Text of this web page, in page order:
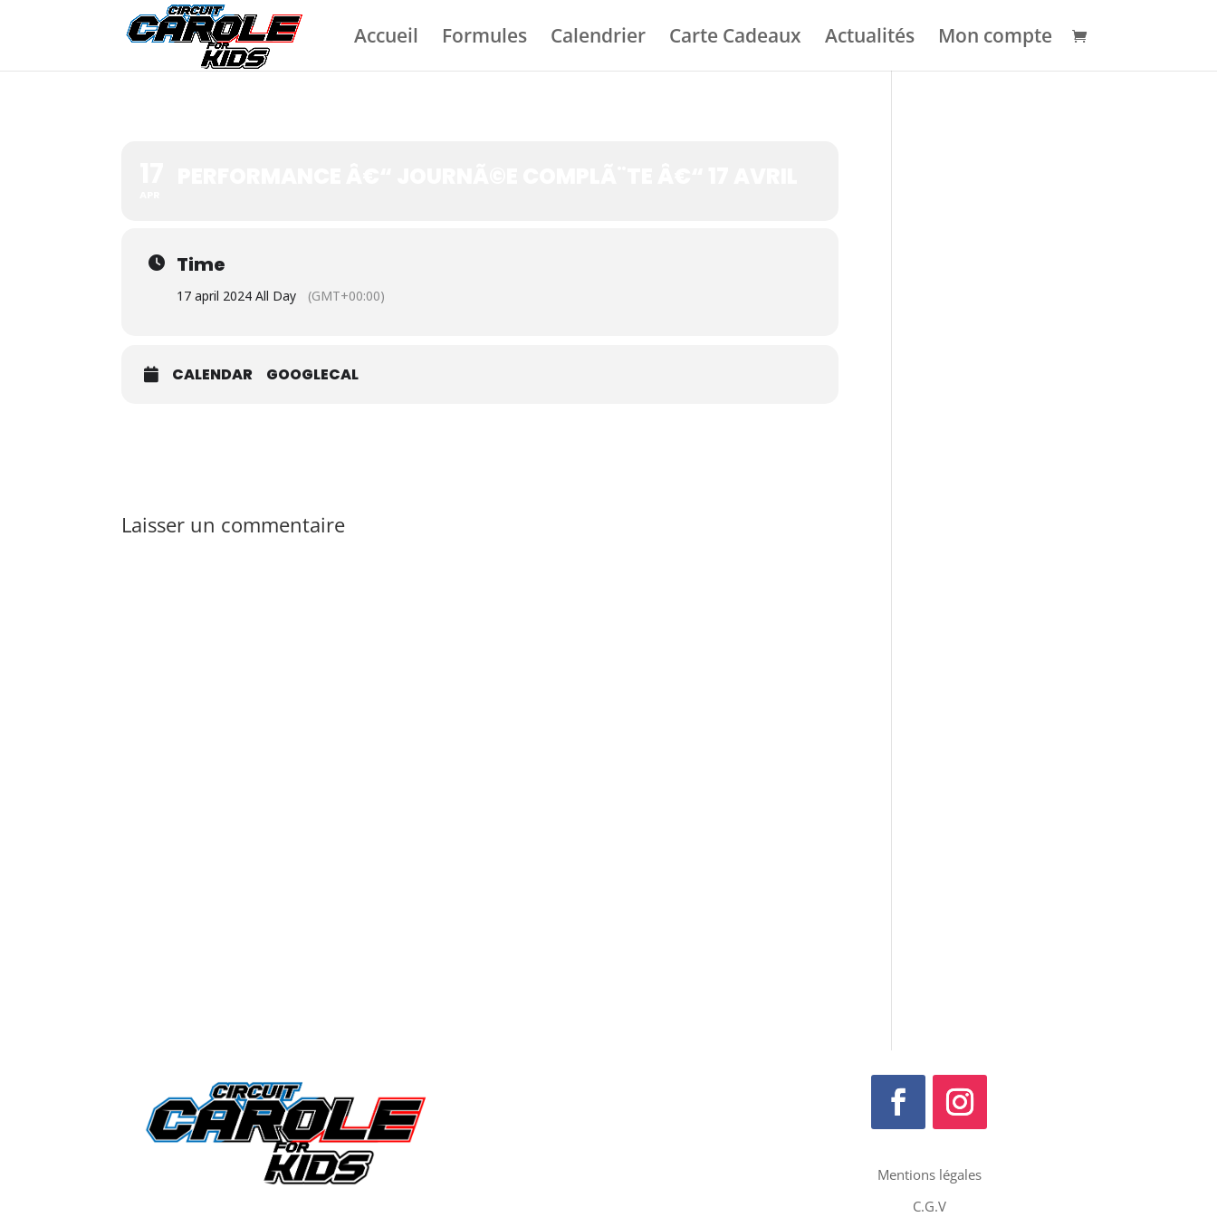
Accueil Formules Calendrier Carte Cadeaux Actualités Mon compte
Time
17 april 2024 All Day (GMT+00:00)
CALENDAR GOOGLECAL
Laisser un commentaire
Mentions légales
C.G.V